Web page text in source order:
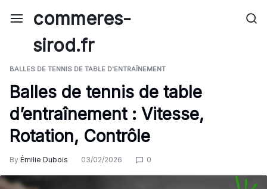
commeres-
sirod.fr
BALLES DE TENNIS DE TABLE D'ENTRAÎNEMENT
Balles de tennis de table
d’entraînement : Vitesse,
Rotation, Contrôle
By Émilie Dubois 03/02/2026 0